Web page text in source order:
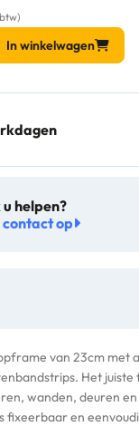
In winkelwagen
u helpen?
contact op
van 23cm met
Het juiste
wanden, deuren
fixeerbaar en